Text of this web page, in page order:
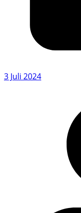
3 Juli 2024